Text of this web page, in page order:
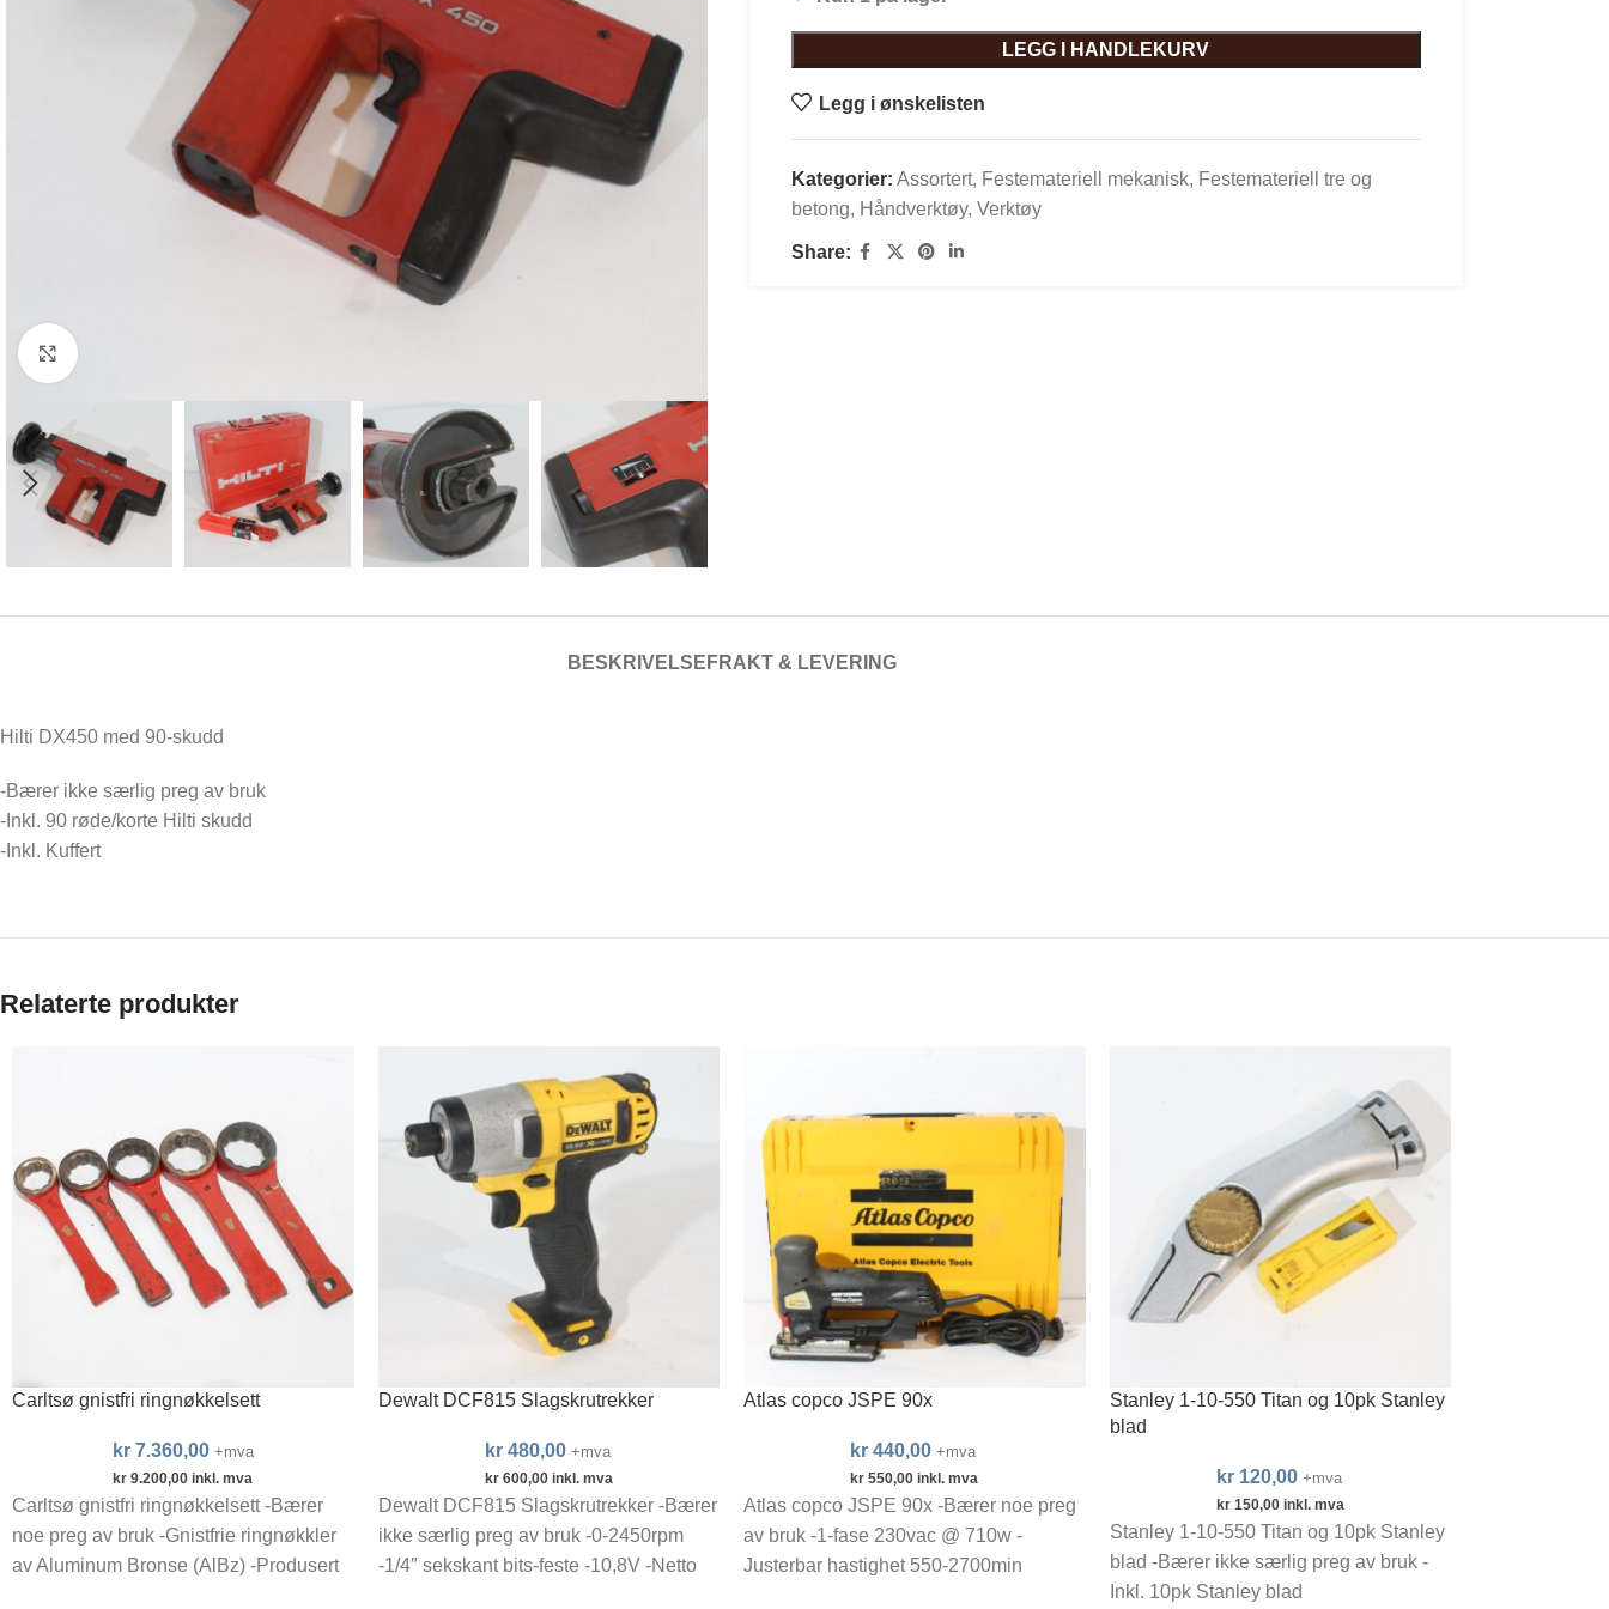
LEGG I HANDLEKURV
Legg i ønskelisten
Kategorier: Assortert, Festemateriell mekanisk, Festemateriell tre og
betong, Håndverktøy, Verktøy
Share:
BESKRIVELSE FRAKT & LEVERING
Hilti DX450 med 90-skudd
-Bærer ikke særlig preg av bruk
-Inkl. 90 røde/korte Hilti skudd
-Inkl. Kuffert
Relaterte produkter
Carltsø gnistfri ringnøkkelsett
kr7.360,00 +mva
kr9.200,00inkl. mva
Carltsø gnistfri ringnøkkelsett -Bærer
noe preg av bruk -Gnistfrie ringnøkkler
av Aluminum Bronse (AlBz) -Produsert
Dewalt DCF815 Slagskrutrekker
kr480,00 +mva
kr600,00inkl. mva
Dewalt DCF815 Slagskrutrekker -Bærer
ikke særlig preg av bruk -0-2450rpm
-1/4″ sekskant bits-feste -10,8V -Netto
Atlas copco JSPE 90x
kr 440,00 +mva
kr 550,00 inkl. mva
Atlas copco JSPE 90x -Bærer noe preg
av bruk -1-fase 230vac @ 710w -
Justerbar hastighet 550-2700min
Stanley 1-10-550 Titan og 10pk Stanley
blad
kr120,00 +mva
kr150,00inkl. mva
Stanley 1-10-550 Titan og 10pk Stanley
blad -Bærer ikke særlig preg av bruk -
Inkl. 10pk Stanley blad